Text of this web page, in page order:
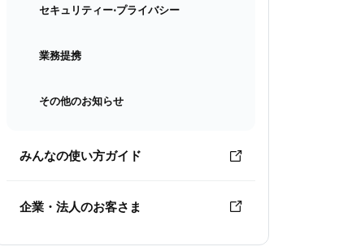
セキュリティー⋅プライバシー
業務提携
その他のお知らせ
みんなの使い方ガイド
企業・法人のお客さま